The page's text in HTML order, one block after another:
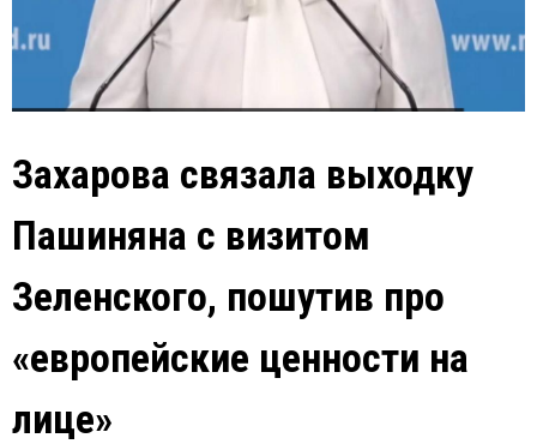
Захарова связала выходку
Пашиняна с визитом
Зеленского, пошутив про
«европейские ценности на
лице»